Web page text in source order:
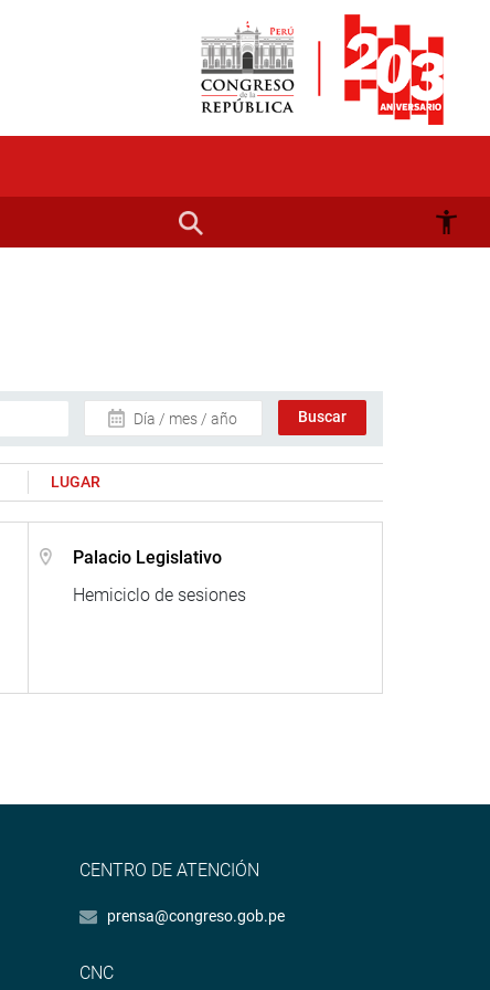
Día / mes / año
LUGAR
Palacio Legislativo
Hemiciclo de sesiones
CENTRO DE ATENCIÓN
prensa@congreso.gob.pe
CNC